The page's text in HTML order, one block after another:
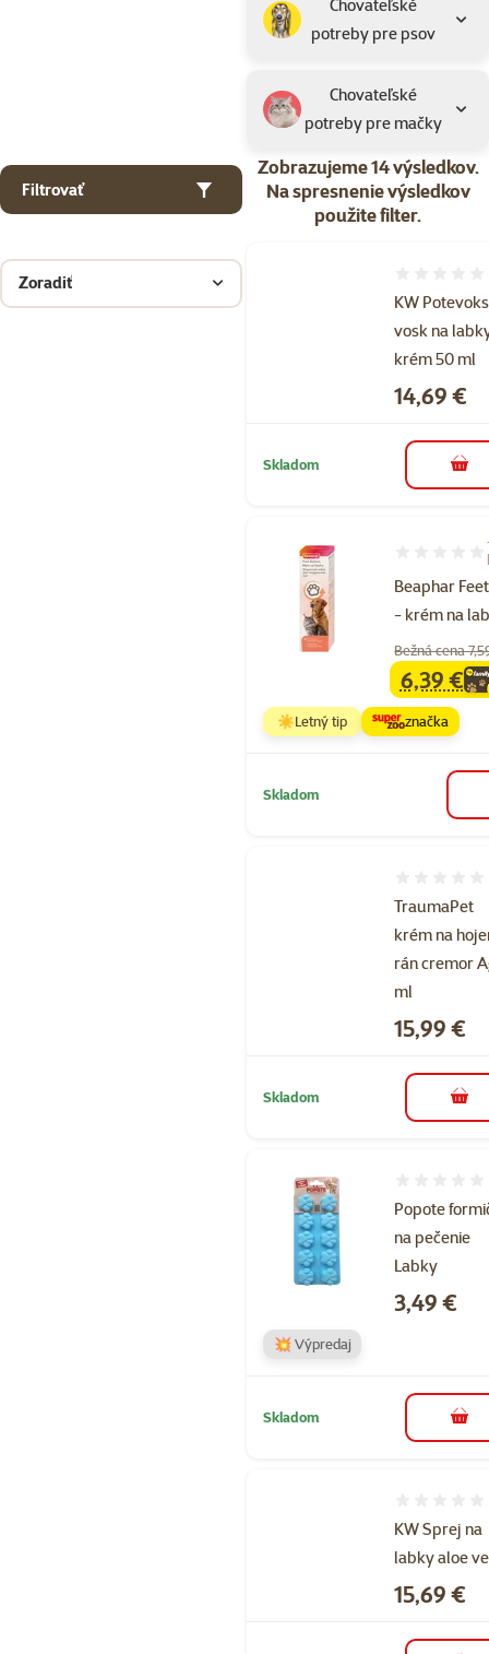
Chovateľské
potreby pre psov
Chovateľské
potreby pre mačky
Filtrovať
Zobrazujeme 14 výsledkov.
Na spresnenie výsledkov
použite filter.
Zoradiť
KW Potevoks
vosk na
krém 50 ml
Cena
14,69 €
Skladom do
Beaphar
- krém na
Hodnotenie
Bežná cena
family
6,39 €
☀️Letný tip značka
Skladom
TraumaPet
krém na
rán cremor
ml
Cena
15,99 €
Skladom do
Popote
na pečenie
Labky
Cena
3,49 €
💥 Výpredaj
Skladom do
KW Sprej na
labky aloe
Cena
15,69 €